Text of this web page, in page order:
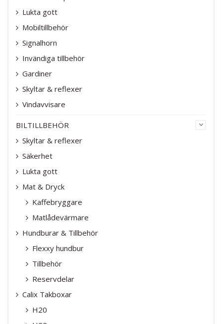
Lukta gott
Mobiltillbehör
Signalhorn
Invändiga tillbehör
Gardiner
Skyltar & reflexer
Vindavvisare
BILTILLBEHÖR
Skyltar & reflexer
Säkerhet
Lukta gott
Mat & Dryck
Kaffebryggare
Matlådevärmare
Hundburar & Tillbehör
Flexxy hundbur
Tillbehör
Reservdelar
Calix Takboxar
H20